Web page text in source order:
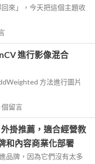
來」，今天把這個主題收
進行影像混合
方法進行圖片
個留言
掛推薦，適合經營教
和內容商業化部署
品牌，因為它們沒有太多